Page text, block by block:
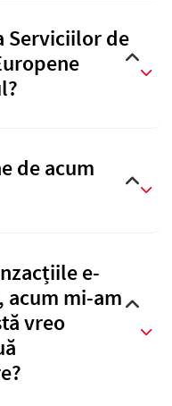
Serviciilor de
de acum
e-
acum mi-am
vreo